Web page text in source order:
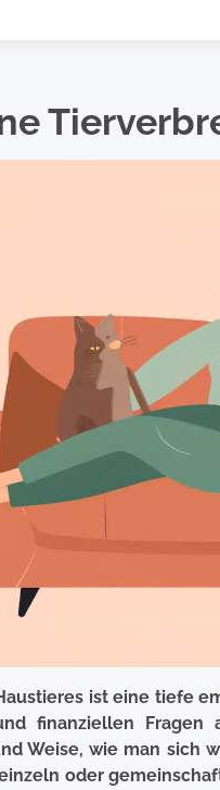
ist eine tiefe
finanziellen Fragen
Weise, wie man
oder